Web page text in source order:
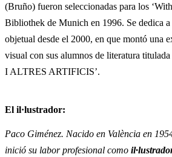
(Bruño) fueron seleccionadas para los
Bibliothek de Munich en 1996. Se dedica
objetual desde el 2000, en que montó una
visual con sus alumnos de literatura
I ALTRES ARTIFICIS’.
El il·lustrador:
Paco Giménez. Nacido en València en
inició su labor profesional como